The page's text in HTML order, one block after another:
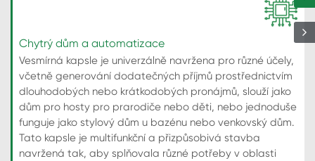
Chytrý dům a automatizace
Vesmírná kapsle je univerzálně navržena pro různé účely,
včetně generování dodatečných příjmů prostřednictvím
dlouhodobých nebo krátkodobých pronájmů, slouží jako
dům pro hosty pro prarodiče nebo děti, nebo jednoduše
funguje jako stylový dům u bazénu nebo venkovský dům.
Tato kapsle je multifunkční a přizpůsobivá stavba
navržená tak, aby splňovala různé potřeby v oblasti